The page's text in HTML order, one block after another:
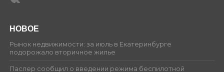
НОВОЕ
Рынок недвижимости: за июль в Екатеринбурге
подорожало вторичное жилье
Паслер сообщил о введении режима беспилотной